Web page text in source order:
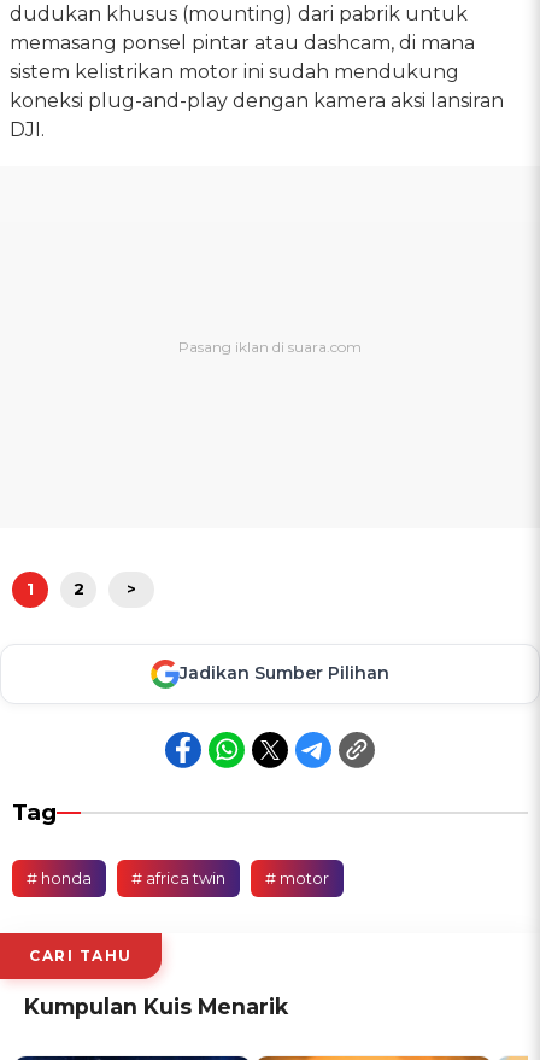
dudukan khusus (mounting) dari pabrik untuk
memasang ponsel pintar atau dashcam, di mana
sistem kelistrikan motor ini sudah mendukung
koneksi plug-and-play dengan kamera aksi lansiran
DJI.
1 2 >
Jadikan Sumber Pilihan
Tag
# honda # africa twin # motor
CARI TAHU
Kumpulan Kuis Menarik